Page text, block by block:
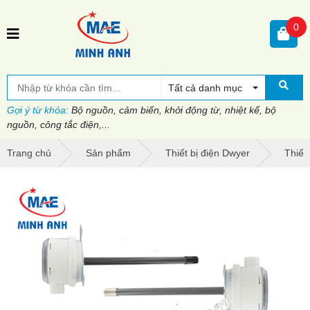
Tất cả danh mục
Gợi ý từ khóa: Bộ nguồn, cảm biến, khởi động từ, nhiệt kế, bộ
nguồn, công tắc điện,...
0
Trang chủ Sản phẩm Thiết bị điện Dwyer Thiết